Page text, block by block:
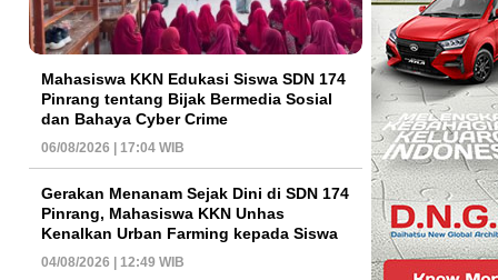
Mahasiswa KKN Edukasi Siswa SDN 174
Pinrang tentang Bijak Bermedia Sosial
dan Bahaya Cyber Crime
06/08/2026 | 17:04 WIB
Gerakan Menanam Sejak Dini di SDN 174
Pinrang, Mahasiswa KKN Unhas
Kenalkan Urban Farming kepada Siswa
04/08/2026 | 12:49 WIB